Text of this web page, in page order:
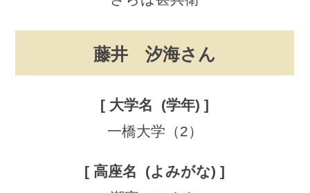
藤井 汐海さん
一橋大学（2）